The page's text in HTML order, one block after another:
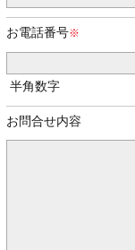
お電話番号
半角数字
お問合せ内容